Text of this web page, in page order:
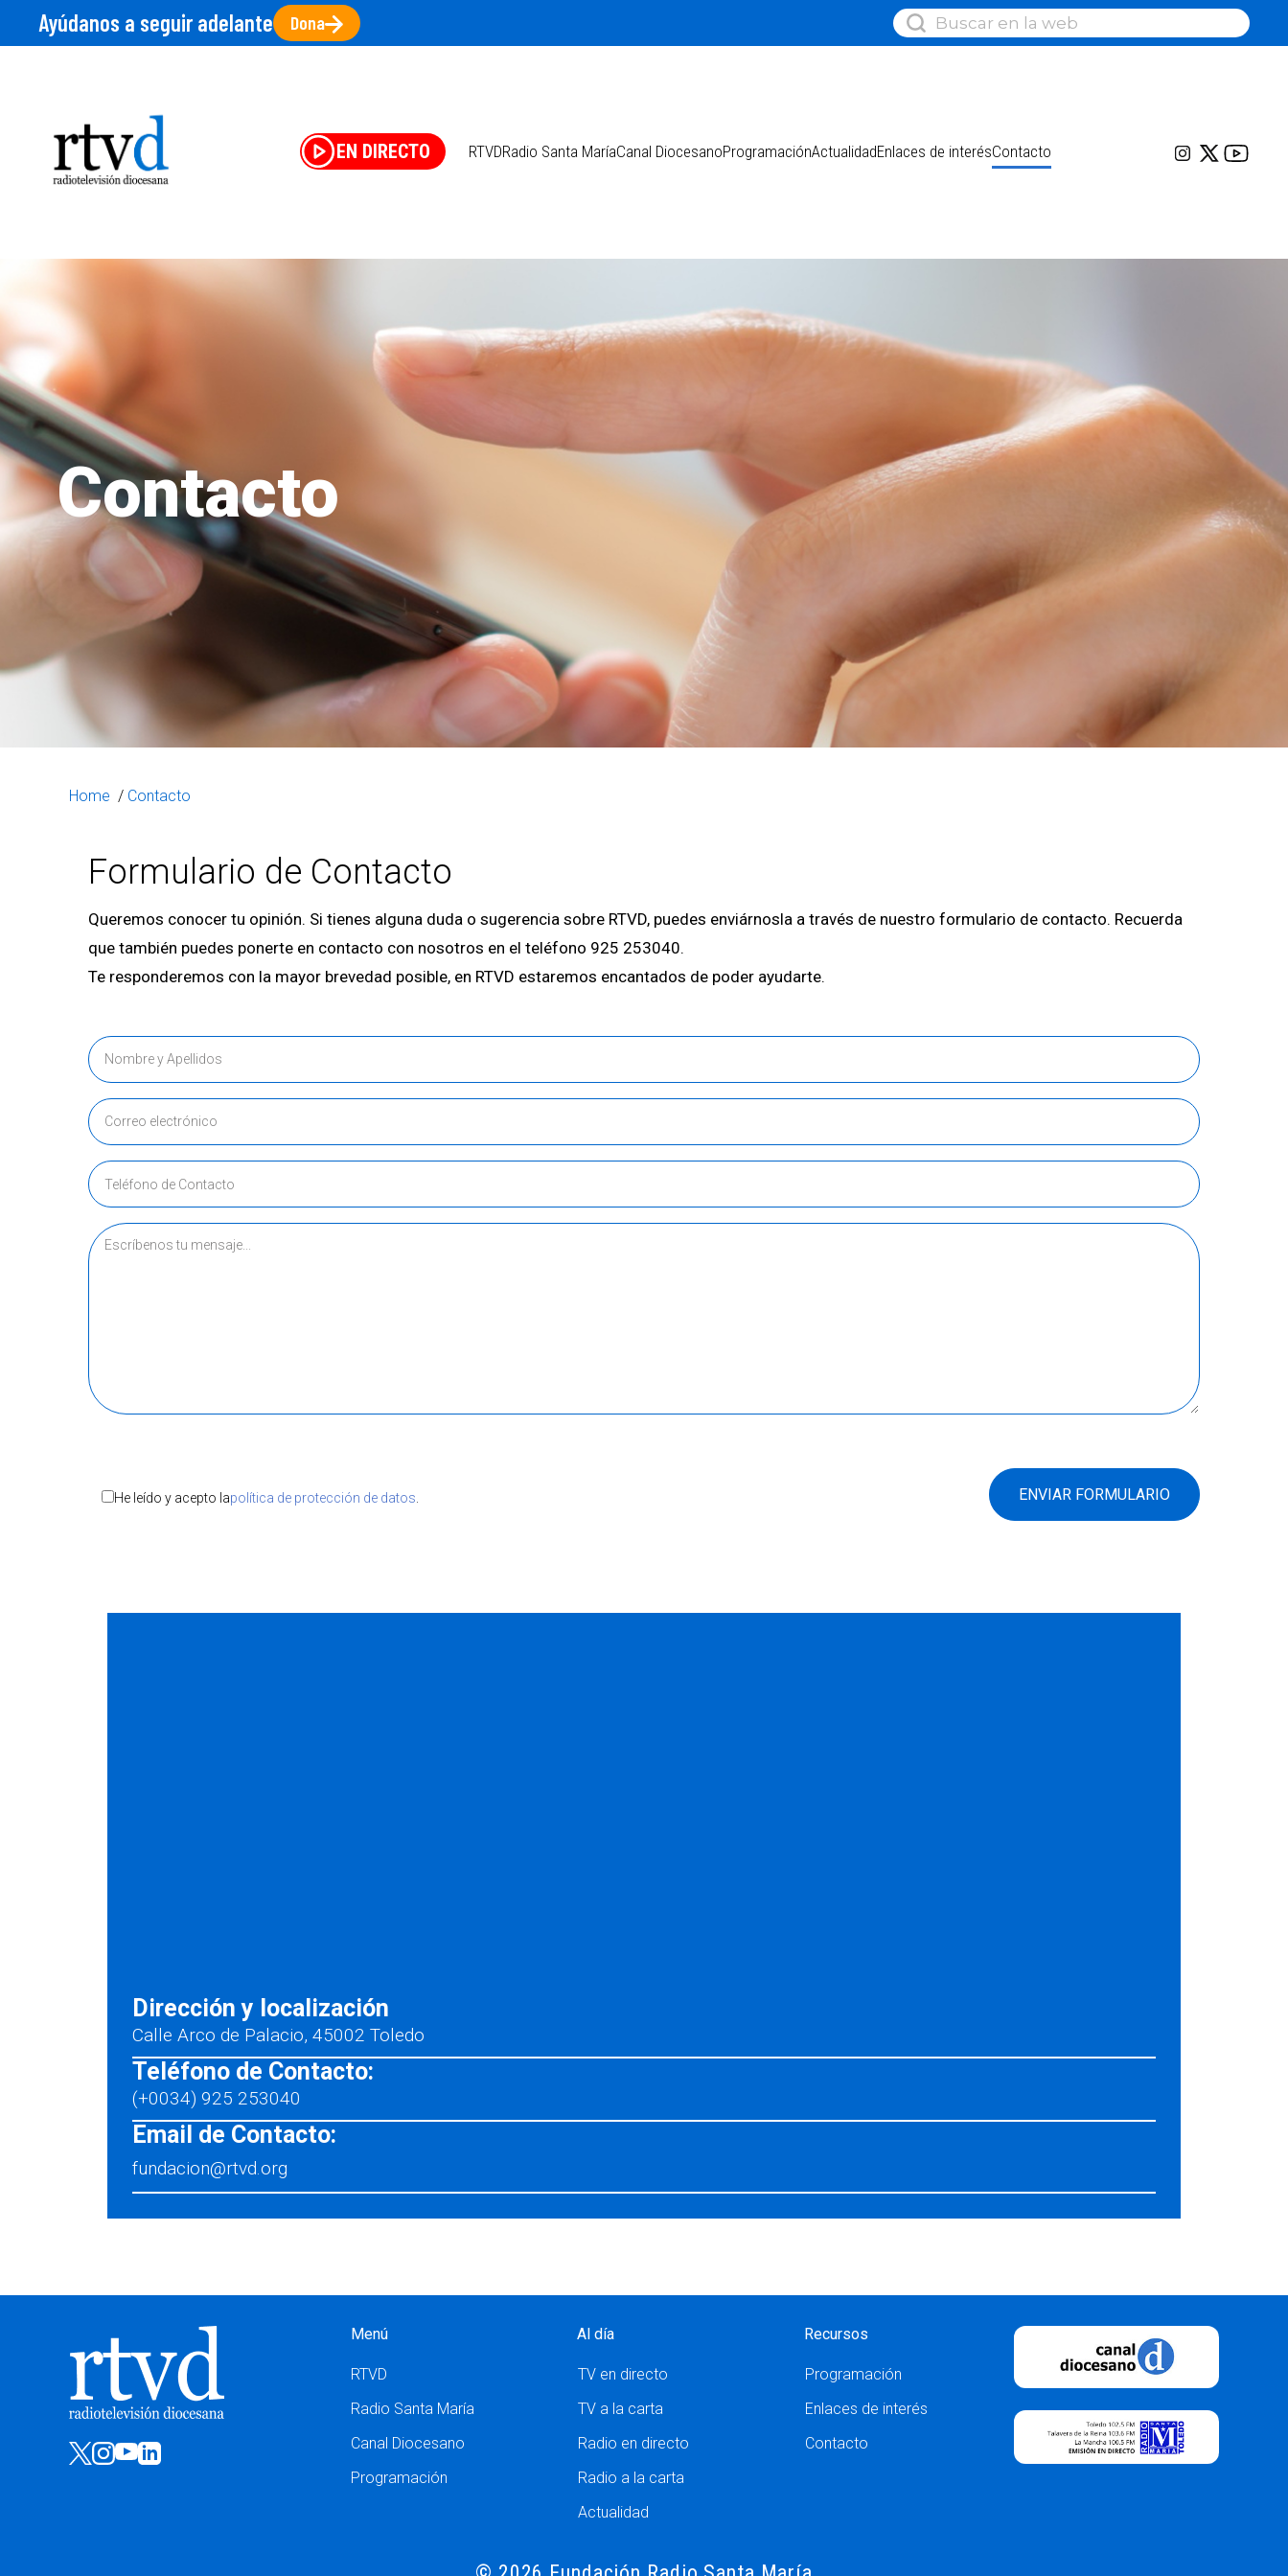
Ayúdanos a seguir adelante Dona
EN DIRECTO RTVDRadio Santa MaríaCanal DiocesanoProgramaciónActualidadEnlaces de interésContacto
Contacto
Home / Contacto
Formulario de Contacto
Queremos conocer tu opinión. Si tienes alguna duda o sugerencia sobre RTVD, puedes enviárnosla a través de nuestro formulario de contacto. Recuerda
que también puedes ponerte en contacto con nosotros en el teléfono 925 253040.
Te responderemos con la mayor brevedad posible, en RTVD estaremos encantados de poder ayudarte.
He leído y acepto lapolítica de protección de datos
Dirección y localización
Calle Arco de Palacio, 45002 Toledo
Teléfono de Contacto:
(+0034) 925 253040
Email de Contacto:
fundacion@rtvd.org
Menú
RTVD
Radio Santa María
Canal Diocesano
Programación
Al día
TV en directo
TV a la carta
Radio en directo
Radio a la carta
Actualidad
Recursos
Programación
Enlaces de interés
Contacto